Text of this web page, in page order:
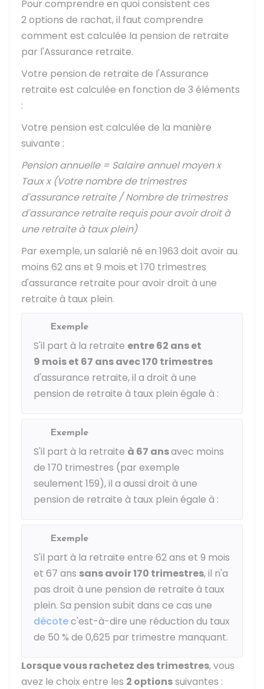
Pour comprendre en quoi consistent ces
2 options de rachat, il faut comprendre
comment est calculée la pension de retraite
par l'Assurance retraite.
Votre pension de retraite de l'Assurance
retraite est calculée en fonction de 3 éléments
:
Votre pension est calculée de la manière
suivante :
Pension annuelle = Salaire annuel moyen x
Taux x (Votre nombre de trimestres
d'assurance retraite / Nombre de trimestres
d'assurance retraite requis pour avoir droit à
une retraite à taux plein)
Par exemple, un salarié né en 1963 doit avoir au
moins 62 ans et 9 mois et 170 trimestres
d'assurance retraite pour avoir droit à une
retraite à taux plein.
Exemple
S'il part à la retraite entre 62 ans et
9 mois et 67 ans avec 170 trimestres
d'assurance retraite, il a droit à une
pension de retraite à taux plein égale à :
Exemple
S'il part à la retraite à 67 ansavec moins
de 170 trimestres (par exemple
seulement 159), il a aussi droit à une
pension de retraite à taux plein égale à :
Exemple
S'il part à la retraite entre 62 ans et 9 mois
et 67 ans sans avoir 170 trimestres, il n'a
pas droit à une pension de retraite à taux
plein. Sa pension subit dans ce cas une
décotec'est-à-dire une réduction du taux
de 50 % de 0,625 par trimestre manquant.
Lorsque vous rachetez des trimestres, vous
avez le choix entre les 2 optionssuivantes :